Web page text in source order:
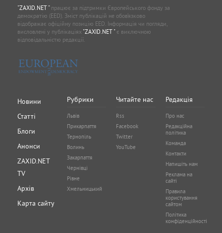
"ZAXID.NET "працює за підтримки Європейського фонду за
демократію (EED). Зміст публікацій не обов’язково
відображає офіційну позицію EED. Інформація чи погляди,
висловлені у публікаціях "ZAXID.NET "є виключною
відповідальністю редакції.
Новини
Статті
Блоги
Анонси
ZAXID.NET
TV
Архів
Карта сайту
Рубрики
Львів
Прикарпаття
Тернопіль
Волинь
Закарпаття
Чернівці
Рівне
Хмельницький
Читайте нас
Rss
Facebook
Twitter
YouTube
Редакція
Про нас
Редакційна
політика
Команда
Контакти
Напишіть нам
Реклама на
сайті
Правила
користування
сайтом
Політика
конфіденційності